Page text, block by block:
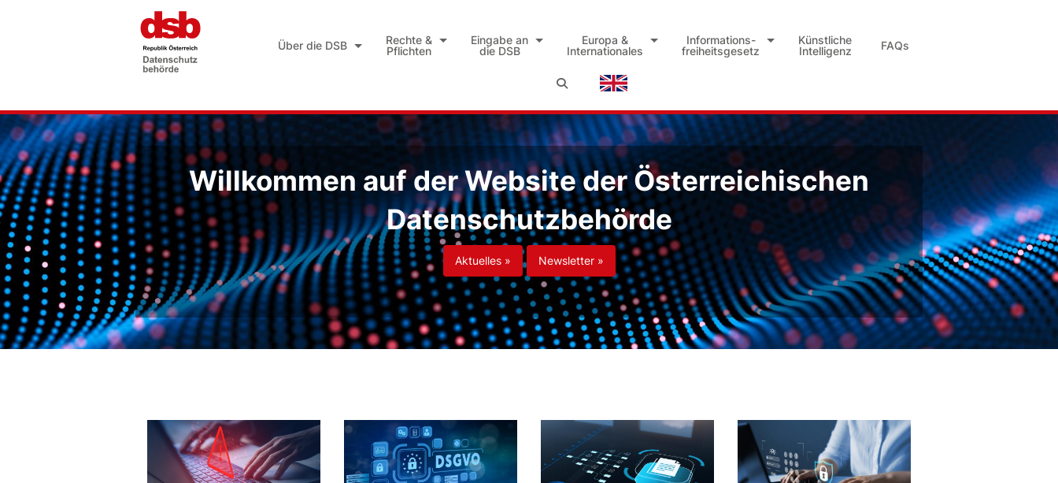
Über die DSB
Rechte &
Pflichten
Eingabe an
die DSB
Europa &
Internationales
Informations-
freiheitsgesetz
Künstliche
Intelligenz
FAQs
Willkommen auf der Website der Österreichischen
Datenschutzbehörde
Aktuelles » Newsletter »